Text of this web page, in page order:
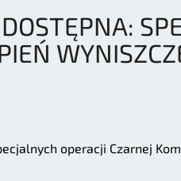
operacji Czarnej